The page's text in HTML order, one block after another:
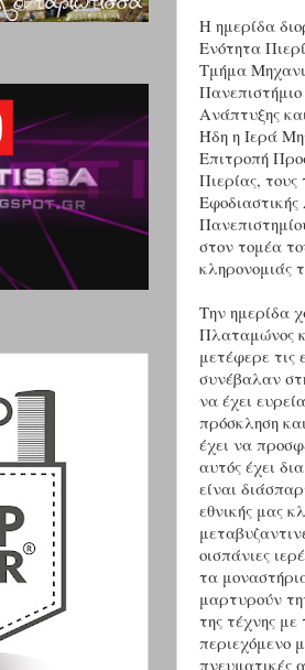
Η ημερίδα
Ενότητα
Τμήμα
Ανάπτυξης
Ήδη η Ιερά
Επιτροπή
Πιερίας,
στον τομέα
κληρονομιάς
Την ημερίδα
Πλαταμώνος
μετέφερε τις
συνέβαλαν
να έχει
πρόσκληση
έχει να
αυτός έχει
είναι
εθνικής μας
οισπάνιες
τα
μαρτυρούν
της τέχνης
περιεχόμενο
πνευματικές